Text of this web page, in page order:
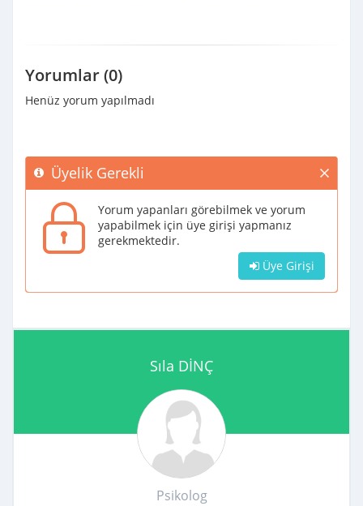
Yorumlar (0)
Henüz yorum yapılmadı
Üyelik Gerekli
Yorum yapanları görebilmek ve yorum
yapabilmek için üye girişi yapmanız
gerekmektedir.
Üye Girişi
Sıla DİNÇ
Psikolog